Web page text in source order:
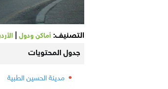
التصنيف: أماكن ودول
جدول المحتويات
مدينة الحسين الطبية